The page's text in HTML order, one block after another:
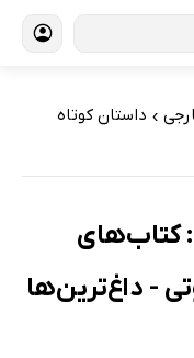
› داستان کوتاه
Interpreter of Maladies: کتاب‌های
- داغ‌ترین‌ها